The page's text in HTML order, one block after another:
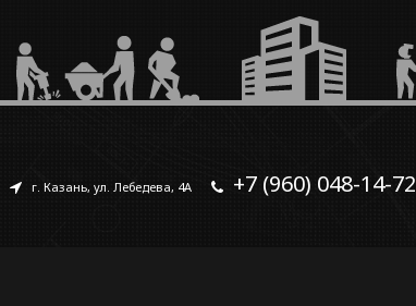
г. Казань, ул. Лебедева, 4А +7 (960) 048-14-72